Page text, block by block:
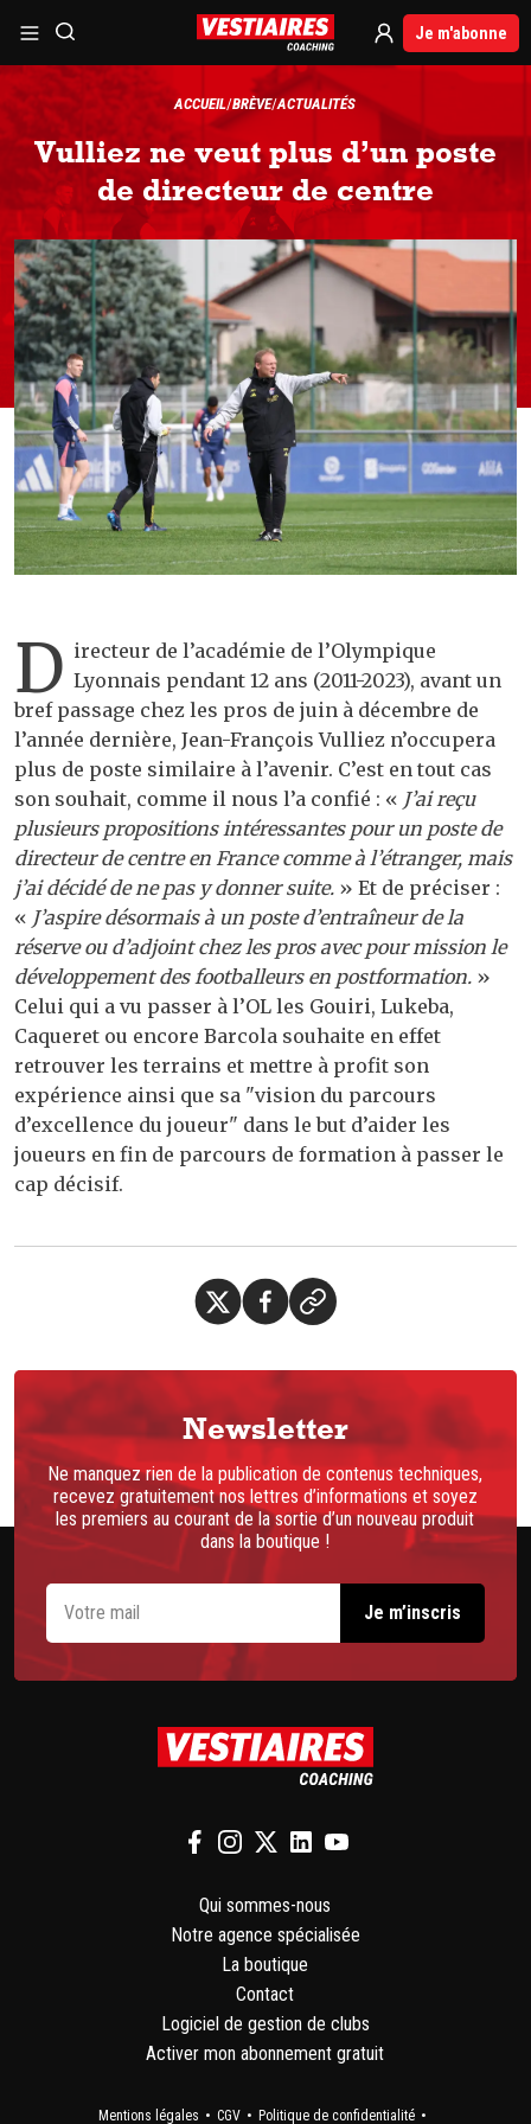
Je m'abonne
ACCUEIL BRÈVE ACTUALITÉS
Vulliez ne veut plus d’un poste
de directeur de centre
D irecteur de l’académie de l’Olympique
Lyonnais pendant 12 ans (2011-2023), avant un
bref passage chez les pros de juin à décembre de
l’année dernière, Jean-François Vulliez n’occupera
plus de poste similaire à l’avenir. C’est en tout cas
son souhait, comme il nous l’a confié : « J’ai reçu
plusieurs propositions intéressantes pour un poste de
directeur de centre en France comme à l’étranger, mais
j’ai décidé de ne pas y donner suite. » Et de préciser :
« J’aspire désormais à un poste d’entraîneur de la
réserve ou d’adjoint chez les pros avec pour mission le
développement des footballeurs en postformation. »
Celui qui a vu passer à l’OL les Gouiri, Lukeba,
Caqueret ou encore Barcola souhaite en effet
retrouver les terrains et mettre à profit son
expérience ainsi que sa "vision du parcours
d’excellence du joueur" dans le but d’aider les
joueurs en fin de parcours de formation à passer le
cap décisif.
Newsletter
Ne manquez rien de la publication de contenus techniques,
recevez gratuitement nos lettres d’informations et soyez
les premiers au courant de la sortie d’un nouveau produit
dans la boutique !
Qui sommes-nous
Notre agence spécialisée
La boutique
Contact
Logiciel de gestion de clubs
Activer mon abonnement gratuit
Mentions légales CGV Politique de confidentialité